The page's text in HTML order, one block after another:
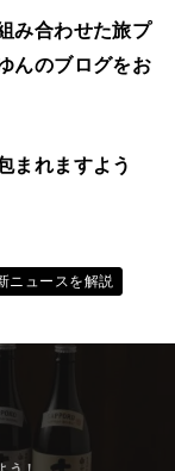
み合わせた旅プ
んのブログをお
まれますよう
ニュースを解説